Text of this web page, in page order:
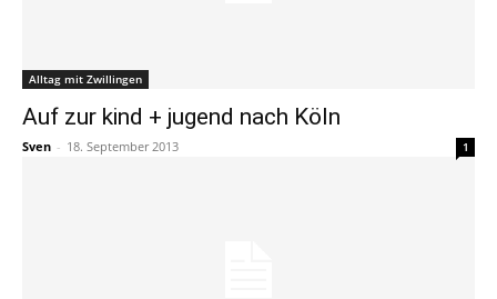
Alltag mit Zwillingen
Auf zur kind + jugend nach Köln
Sven - 18. September 2013 1